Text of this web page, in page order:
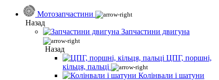
Мотозапчастини
Назад
Запчастини двигуна
Назад
ЦПГ, поршні,
кільця, пальці
Колінвали і шатуни